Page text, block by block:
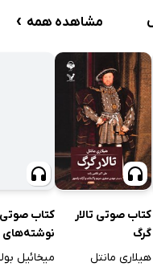
مشاهده همه ›
کتاب صوتی تالار
گرگ
هیلاری مانتل
کتاب
میخائیل